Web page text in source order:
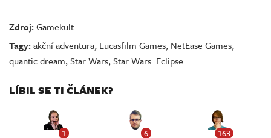
Zdroj:Gamekult
Tagy:akční adventura, Lucasfilm Games, NetEase Games,
quantic dream,Star Wars,Star Wars: Eclipse
LÍBIL SE TI ČLÁNEK?
1 6 163